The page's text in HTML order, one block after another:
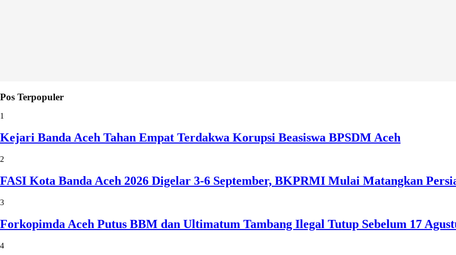
Pos Terpopuler
1
Kejari Banda Aceh Tahan Empat Terdakwa Korupsi Beasiswa BPSDM Aceh
2
FASI Kota Banda Aceh 2026 Digelar 3-6 September, BKPRMI Mulai Matangkan
3
Forkopimda Aceh Putus BBM dan Ultimatum Tambang Ilegal Tutup Sebelum 17
4